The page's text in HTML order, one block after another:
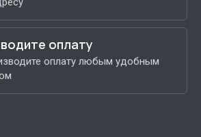
оплату
оплату любым удобным